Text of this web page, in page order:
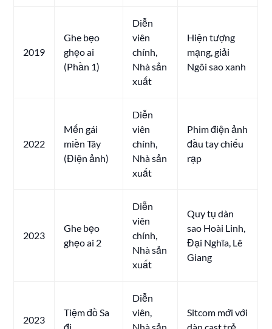
2019
Ghe bẹo
ghẹo ai
(Phần 1)
Diễn
viên
chính,
Nhà sản
xuất
Hiện tượng
mạng, giải
Ngôi sao xanh
2022
Mến gái
miền Tây
(Điện ảnh)
Diễn
viên
chính,
Nhà sản
xuất
Phim điện ảnh
đầu tay chiếu
rạp
2023
Ghe bẹo
ghẹo ai 2
Diễn
viên
chính,
Nhà sản
xuất
Quy tụ dàn
sao Hoài Linh,
Đại Nghĩa, Lê
Giang
2023
Tiệm đồ Sa
Diễn
viên,
Sitcom mới với